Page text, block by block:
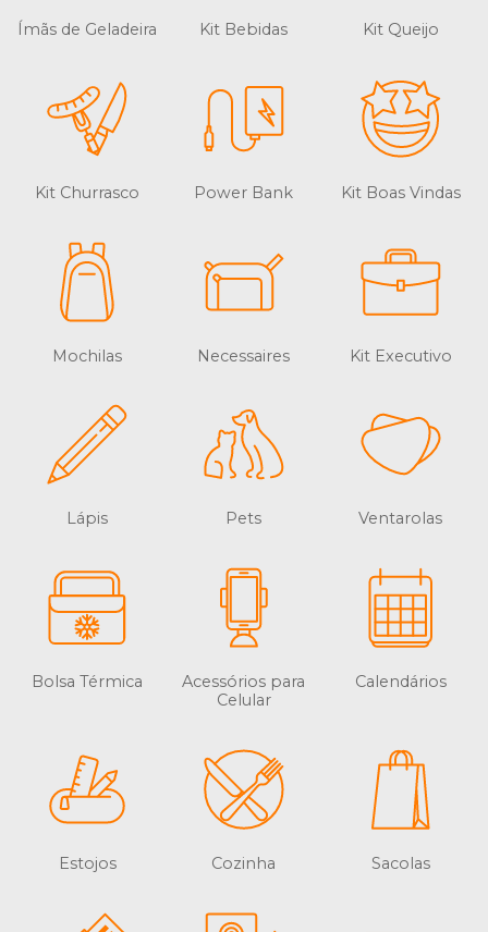
Ímãs de Geladeira Kit Bebidas Kit Queijo
Kit Churrasco Power Bank Kit Boas Vindas
Mochilas Necessaires Kit Executivo
Lápis Pets Ventarolas
Bolsa Térmica
Acessórios para
Celular
Calendários
Estojos Cozinha Sacolas